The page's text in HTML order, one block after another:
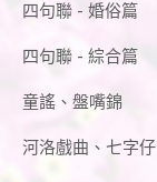
四句聯 - 婚俗篇
四句聯 - 綜合篇
童謠、盤嘴錦
河洛戲曲、七字仔